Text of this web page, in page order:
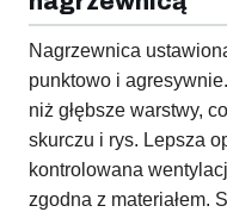
Nagrzewnica
punktowo i
niż głębsze warstwy,
skurczu i rys. Lepsza
kontrolowana
zgodna z materiałem.